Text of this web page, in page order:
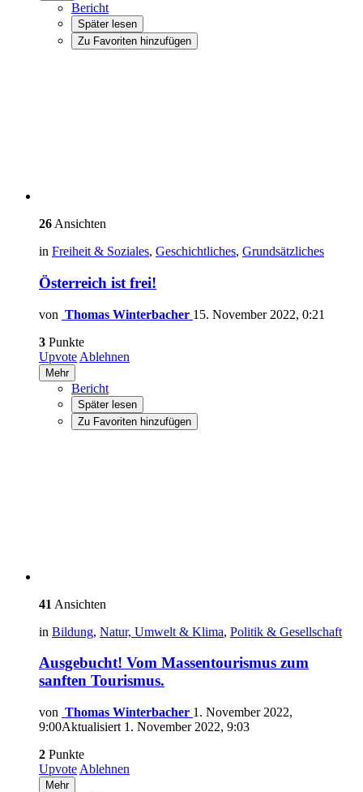
Bericht
Später lesen
Zu Favoriten hinzufügen
26 Ansichten
in Freiheit & Soziales, Geschichtliches, Grundsätzliches
Österreich ist frei!
von Thomas Winterbacher 15. November 2022, 0:21
3 Punkte
Upvote Ablehnen
Mehr
Bericht
Später lesen
Zu Favoriten hinzufügen
41 Ansichten
in Bildung, Natur, Umwelt & Klima, Politik & Gesellschaft
Ausgebucht! Vom Massentourismus zum
sanften Tourismus.
von Thomas Winterbacher 1. November 2022,
9:00Aktualisiert 1. November 2022, 9:03
2 Punkte
Upvote Ablehnen
Mehr